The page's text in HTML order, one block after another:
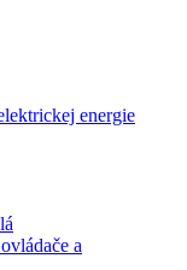
energie
a